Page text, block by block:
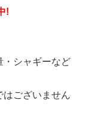
!
・シャギーなど
はございません